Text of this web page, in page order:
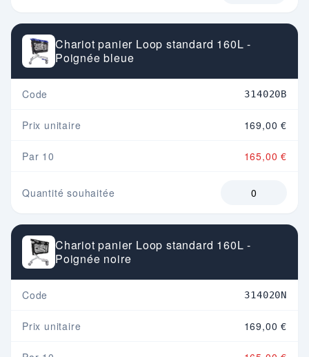
Chariot panier Loop standard 160L -
Poignée bleue
Code 314020B
Prix unitaire 169,00 €
Par 10 165,00 €
Quantité souhaitée
Chariot panier Loop standard 160L -
Poignée noire
Code 314020N
Prix unitaire 169,00 €